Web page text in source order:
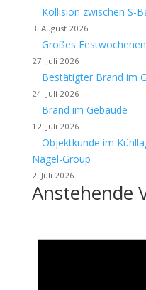
Kollision zwischen S-
3. August 2026
Großes
27. Juli 2026
Bestätigter Brand im
24. Juli 2026
Brand im Gebäude
12. Juli 2026
Objektkunde im
Nagel-Group
2. Juli 2026
Anstehende